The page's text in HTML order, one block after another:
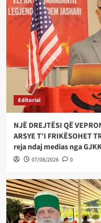
Editorial
NJË DREJTËSI QË
ARSYE T’I FRIKËSOHET
reja ndaj medias nga
07/08/2026 0